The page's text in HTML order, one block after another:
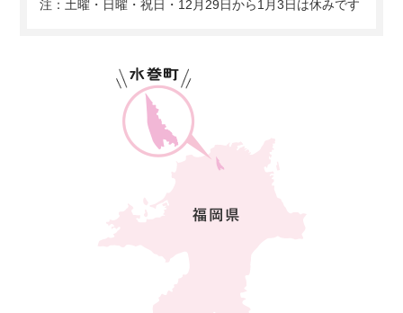
注：土曜・日曜・祝日・12月29日から1月3日は休みです